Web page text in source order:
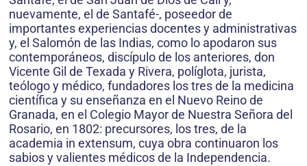
nuevamente, el de Santafé-, poseedor de
importantes experiencias docentes y administrativas
y, el Salomón de las Indias, como lo apodaron sus
contemporáneos, discípulo de los anteriores, don
Vicente Gil de Texada y Rivera, políglota, jurista,
teólogo y médico, fundadores los tres de la medicina
científica y su enseñanza en el Nuevo Reino de
Granada, en el Colegio Mayor de Nuestra Señora del
Rosario, en 1802: precursores, los tres, de la
academia in extensum, cuya obra continuaron los
sabios y valientes médicos de la Independencia.